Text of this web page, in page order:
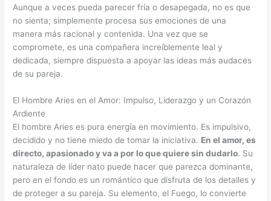
Aunque a veces pueda parecer fría o desapegada, no es que
no sienta; simplemente procesa sus emociones de una
manera más racional y contenida. Una vez que se
compromete, es una compañera increíblemente leal y
dedicada, siempre dispuesta a apoyar las ideas más audaces
de su pareja.
El Hombre Aries en el Amor: Impulso, Liderazgo y un Corazón
Ardiente
El hombre Aries es pura energía en movimiento. Es impulsivo,
decidido y no tiene miedo de tomar la iniciativa. En el amor, es
directo, apasionado y va a por lo que quiere sin dudarlo. Su
naturaleza de líder nato puede hacer que parezca dominante,
pero en el fondo es un romántico que disfruta de los detalles y
de proteger a su pareja. Su elemento, el Fuego, lo convierte